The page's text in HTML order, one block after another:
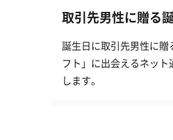
取引先男性に贈る
誕生日に取引先男性に
フト」に出会えるネッ
します。